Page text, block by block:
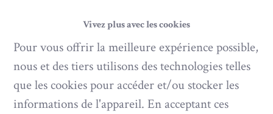
Vivez plus avec les cookies
Pour vous offrir la meilleure expérience possible,
nous et des tiers utilisons des technologies telles
que les cookies pour accéder et/ou stocker les
informations de l'appareil. En acceptant ces
Critères